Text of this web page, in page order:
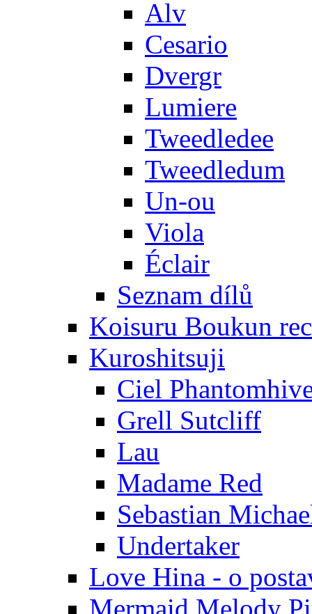
Alv
Cesario
Dvergr
Lumiere
Tweedledee
Tweedledum
Un-ou
Viola
Éclair
Seznam dílů
Koisuru Boukun
Kuroshitsuji
Ciel
Grell Sutcliff
Lau
Madame Red
Sebastian
Undertaker
Love Hina - o
Mermaid Melody